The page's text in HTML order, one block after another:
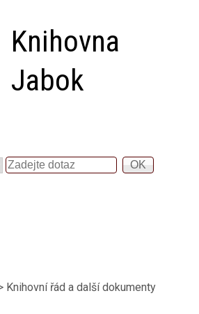
k hlavnímu obsahu
Knihovna
Jabok
Hledat
Knihovní řád a další dokumenty